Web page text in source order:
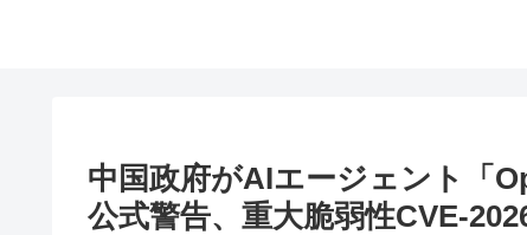
中国政府がAIエージェント「
公式警告、重大脆弱性CVE-